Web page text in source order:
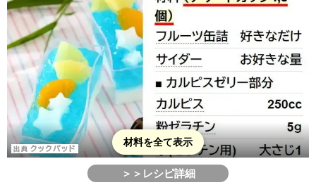
材料を全て表示
＞＞レシピ詳細